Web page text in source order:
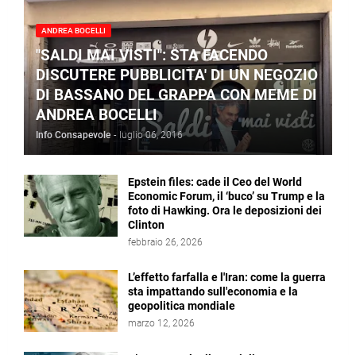
ANDREA BOCELLI
"SALDI MAI VISTI": STA FACENDO
DISCUTERE PUBBLICITA' DI UN NEGOZIO
DI BASSANO DEL GRAPPA CON MEME DI
ANDREA BOCELLI
Info Consapevole - luglio 06, 2016
Epstein files: cade il Ceo del World
Economic Forum, il ‘buco’ su Trump e la
foto di Hawking. Ora le deposizioni dei
Clinton
febbraio 26, 2026
L’effetto farfalla e l'Iran: come la guerra
sta impattando sull'economia e la
geopolitica mondiale
marzo 12, 2026